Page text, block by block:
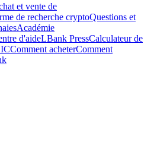
et vente de
de recherche cryptoQuestions et
Académie
d'aideLBank PressCalculateur de
Comment acheterComment